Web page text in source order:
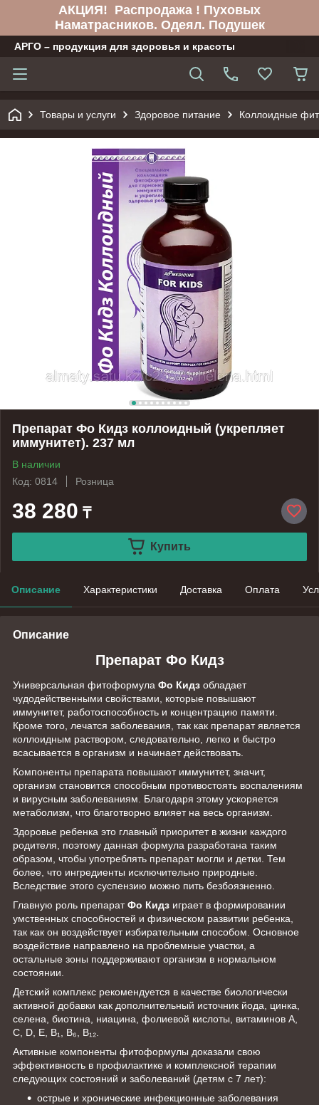
АКЦИЯ! Распродажа ! Пуховых
Наматрасников. Одеял. Подушек
АРГО – продукция для здоровья и красоты
Товары и услуги Здоровое питание Коллоидные
Препарат Фо Кидз коллоидный (укрепляет
иммунитет). 237 мл
В наличии
Код: 0814
Розница
38 280 ₸
Купить
Описание Характеристики Доставка Оплата
Описание
Препарат Фо Кидз
Универсальная фитоформула Фо Кидз обладает
чудодейственными свойствами, которые повышают
иммунитет, работоспособность и концентрацию памяти.
Кроме того, лечатся заболевания, так как препарат является
коллоидным раствором, следовательно, легко и быстро
всасывается в организм и начинает действовать.
Компоненты препарата повышают иммунитет, значит,
организм становится способным противостоять воспалениям
и вирусным заболеваниям. Благодаря этому ускоряется
метаболизм, что благотворно влияет на весь организм.
Здоровье ребенка это главный приоритет в жизни каждого
родителя, поэтому данная формула разработана таким
образом, чтобы употреблять препарат могли и детки. Тем
более, что ингредиенты исключительно природные.
Вследствие этого суспензию можно пить безбоязненно.
Главную роль препаратФо Кидз играет в формировании
умственных способностей и физическом развитии ребенка,
так как он воздействует избирательным способом. Основное
воздействие направлено на проблемные участки, а
остальные зоны поддерживают организм в нормальном
состоянии.
Детский комплекс рекомендуется в качестве биологически
активной добавки как дополнительный источник йода, цинка,
селена, биотина, ниацина, фолиевой кислоты, витаминов А,
С, D, E, B₁, B₆, B₁₂.
Активные компоненты фитоформулы доказали свою
эффективность в профилактике и комплексной терапии
следующих состояний и заболеваний (детям с 7 лет):
острые и хронические инфекционные заболевания